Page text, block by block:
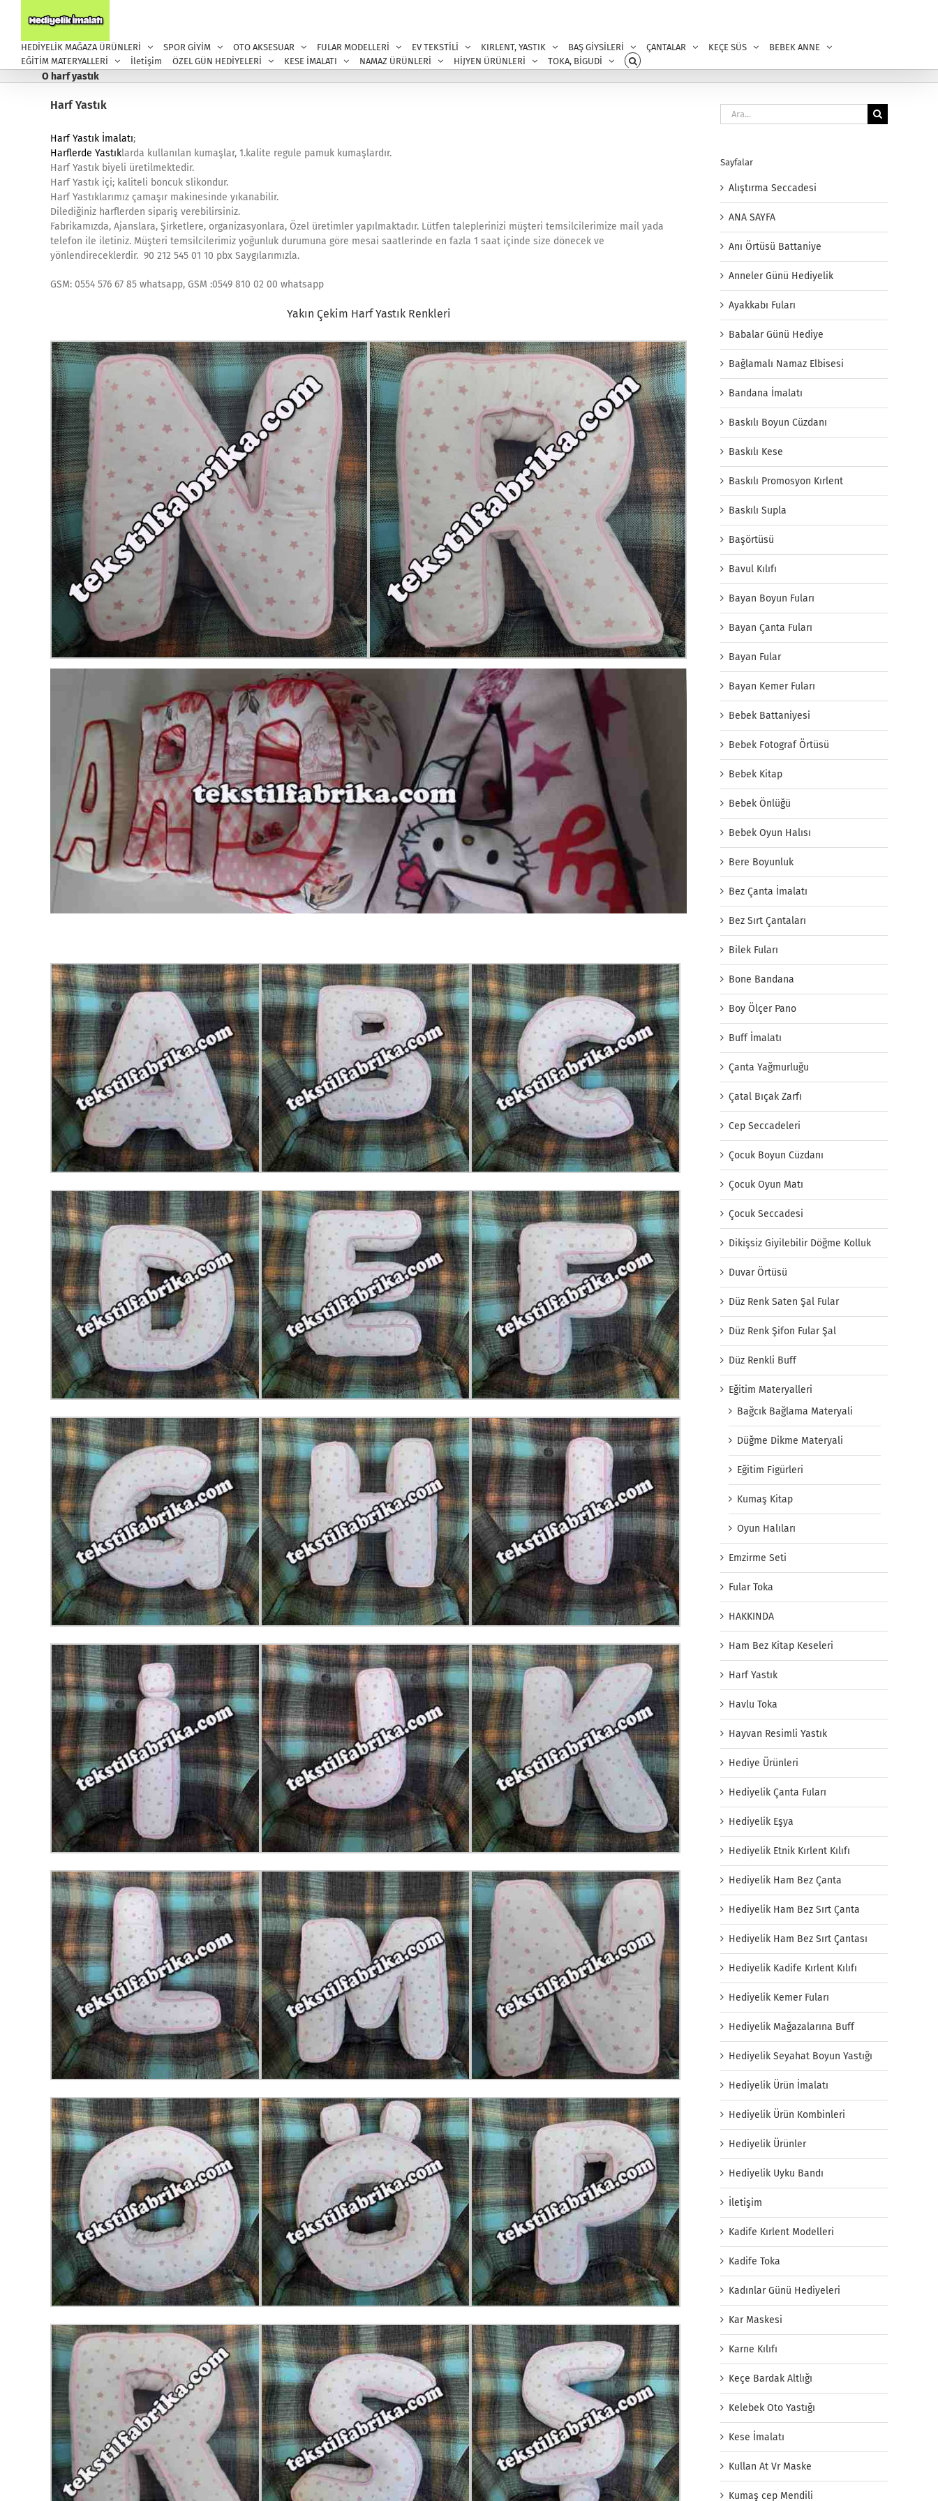
HEDİYELİK MAĞAZA ÜRÜNLERİ SPOR GİYİM OTO AKSESUAR FULAR MODELLERİ EV TEKSTİLİ KIRLENT, YASTIK BAŞ GİYSİLERİ ÇANTALAR KEÇE SÜS
BEBEK ANNE
EĞİTİM MATERYALLERİ
İletişim ÖZEL GÜN HEDİYELERİ KESE İMALATI NAMAZ ÜRÜNLERİ HİJYEN ÜRÜNLERİ TOKA, BİGUDİ
O harf yastık
Harf Yastık
Harf Yastık İmalatı;
Harflerde Yastıklarda kullanılan kumaşlar, 1.kalite regule pamuk kumaşlardır.
Harf Yastık biyeli üretilmektedir.
Harf Yastık içi; kaliteli boncuk slikondur.
Harf Yastıklarımız çamaşır makinesinde yıkanabilir.
Dilediğiniz harflerden sipariş verebilirsiniz.
Fabrikamızda, Ajanslara, Şirketlere, organizasyonlara, Özel üretimler yapılmaktadır. Lütfen taleplerinizi müşteri temsilcilerimize mail yada
telefon ile iletiniz. Müşteri temsilcilerimiz yoğunluk durumuna göre mesai saatlerinde en fazla 1 saat içinde size dönecek ve
yönlendireceklerdir. 90 212 545 01 10 pbx Saygılarımızla.
GSM: 0554 576 67 85 whatsapp, GSM :0549 810 02 00 whatsapp
Yakın Çekim Harf Yastık Renkleri
Ara:
Sayfalar
Alıştırma Seccadesi
ANA SAYFA
Anı Örtüsü Battaniye
Anneler Günü Hediyelik
Ayakkabı Fuları
Babalar Günü Hediye
Bağlamalı Namaz Elbisesi
Bandana İmalatı
Baskılı Boyun Cüzdanı
Baskılı Kese
Baskılı Promosyon Kırlent
Baskılı Supla
Başörtüsü
Bavul Kılıfı
Bayan Boyun Fuları
Bayan Çanta Fuları
Bayan Fular
Bayan Kemer Fuları
Bebek Battaniyesi
Bebek Fotograf Örtüsü
Bebek Kitap
Bebek Önlüğü
Bebek Oyun Halısı
Bere Boyunluk
Bez Çanta İmalatı
Bez Sırt Çantaları
Bilek Fuları
Bone Bandana
Boy Ölçer Pano
Buff İmalatı
Çanta Yağmurluğu
Çatal Bıçak Zarfı
Cep Seccadeleri
Çocuk Boyun Cüzdanı
Çocuk Oyun Matı
Çocuk Seccadesi
Dikişsiz Giyilebilir Döğme Kolluk
Duvar Örtüsü
Düz Renk Saten Şal Fular
Düz Renk Şifon Fular Şal
Düz Renkli Buff
Eğitim Materyalleri
Bağcık Bağlama Materyali
Düğme Dikme Materyali
Eğitim Figürleri
Kumaş Kitap
Oyun Halıları
Emzirme Seti
Fular Toka
HAKKINDA
Ham Bez Kitap Keseleri
Harf Yastık
Havlu Toka
Hayvan Resimli Yastık
Hediye Ürünleri
Hediyelik Çanta Fuları
Hediyelik Eşya
Hediyelik Etnik Kırlent Kılıfı
Hediyelik Ham Bez Çanta
Hediyelik Ham Bez Sırt Çanta
Hediyelik Ham Bez Sırt Çantası
Hediyelik Kadife Kırlent Kılıfı
Hediyelik Kemer Fuları
Hediyelik Mağazalarına Buff
Hediyelik Seyahat Boyun Yastığı
Hediyelik Ürün İmalatı
Hediyelik Ürün Kombinleri
Hediyelik Ürünler
Hediyelik Uyku Bandı
İletişim
Kadife Kırlent Modelleri
Kadife Toka
Kadınlar Günü Hediyeleri
Kar Maskesi
Karne Kılıfı
Keçe Bardak Altlığı
Kelebek Oto Yastığı
Kese İmalatı
Kullan At Vr Maske
Kumaş cep Mendili